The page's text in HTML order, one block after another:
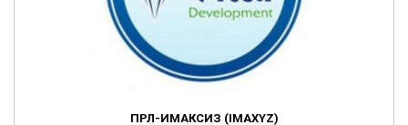
ПРЛ-ИМАКСИЗ (IMAXYZ)